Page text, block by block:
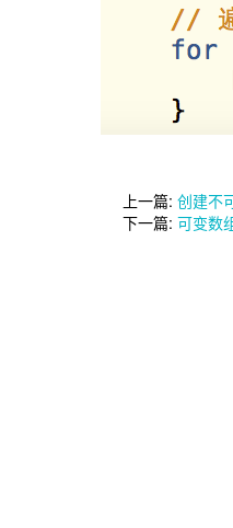
上一篇: 创建不
下一篇: 可变数